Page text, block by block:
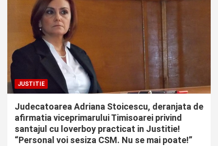
JUSTITIE
Judecatoarea Adriana Stoicescu, deranjata de
afirmatia viceprimarului Timisoarei privind
santajul cu loverboy practicat in Justitie!
“Personal voi sesiza CSM. Nu se mai poate!”